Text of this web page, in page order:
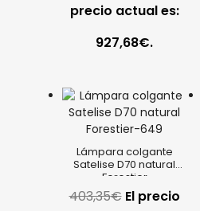
precio actual es:
927,68€.
Lámpara colgante
Satelise D70 natural
Forestier
403,35€ El precio